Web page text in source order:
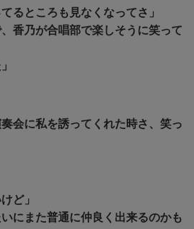
るところも見なくなってさ」
、香乃が合唱部で楽しそうに笑って
会に私を誘ってくれた時さ、笑っ
ど」
いにまた普通に仲良く出来るのかも